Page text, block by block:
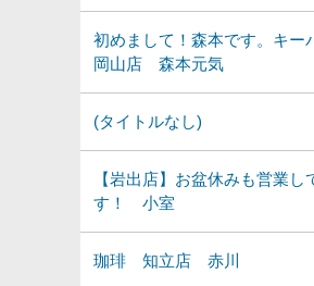
初めまして！森本です。キー
岡山店 森本元気
(タイトルなし)
【岩出店】お盆休みも営業し
す！ 小室
珈琲 知立店 赤川